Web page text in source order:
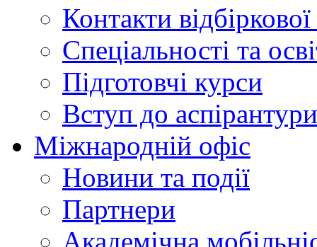
Контакти
Спеціальності та
Підготовчі курси
Вступ до аспірантури
Міжнародній офіс
Новини та події
Партнери
Академічна